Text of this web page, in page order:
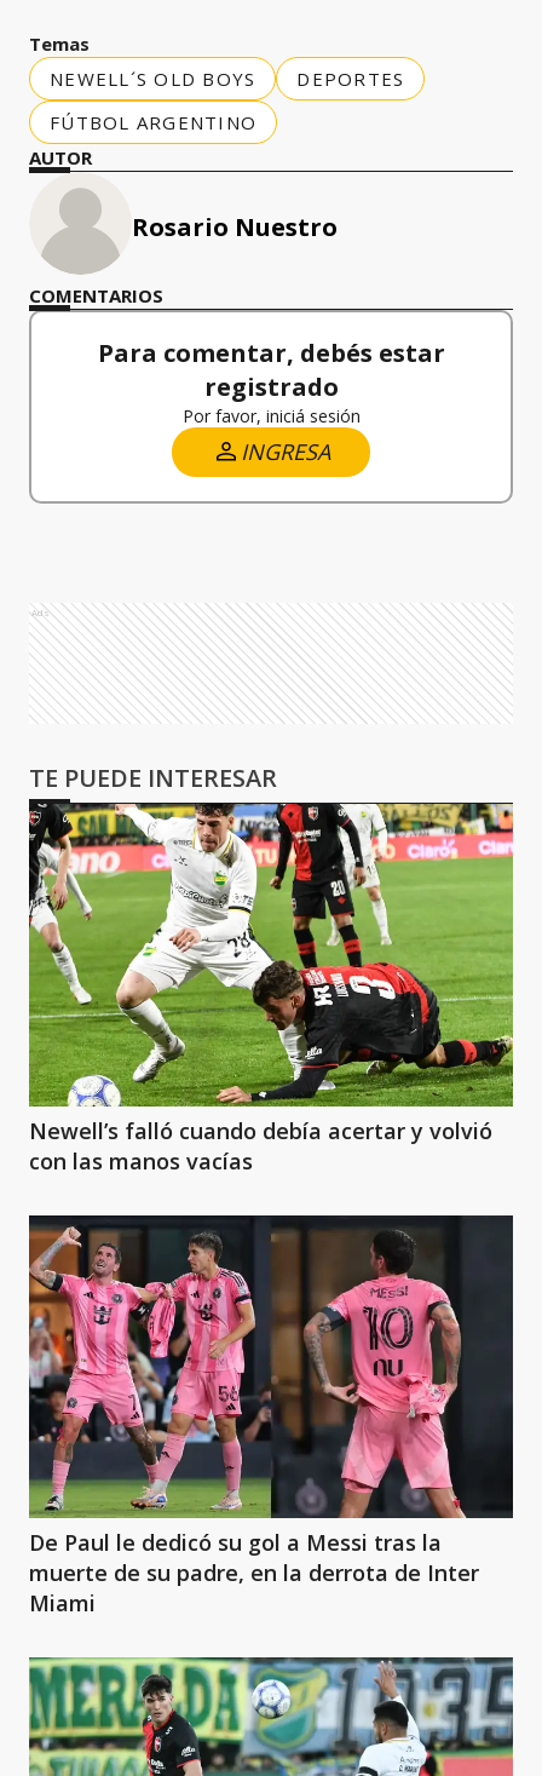
Temas
NEWELL´S OLD BOYS
DEPORTES
FÚTBOL ARGENTINO
AUTOR
Rosario Nuestro
COMENTARIOS
Para comentar, debés estar
registrado
Por favor, iniciá sesión
INGRESA
Ads
TE PUEDE INTERESAR
Newell’s falló cuando debía acertar y volvió
con las manos vacías
De Paul le dedicó su gol a Messi tras la
muerte de su padre, en la derrota de Inter
Miami